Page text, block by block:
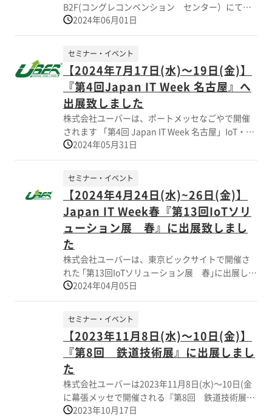
B2F(コングレコンベンション センター）にて開
催されました「EdgeTech＋WEST2024」に出展致
しました 当社展示ブースでは、IT技術に関連する
電子機器用筐体のカスタム品 サンプル事例（熱対
策、密閉構造、組込み、軽量化)を多数展示致しま
した 酷暑の中、展示ブースへ多数の方が来訪頂き
ました。ありがとうございました。
2024年06月01日
【2024年7月17日(水)～19日(金)】
『第4回Japan IT Week 名古屋』へ
出展致しました
セミナー・イベント
株式会社ユーバーは、ポートメッセなごやで開催
されます 「第4回 Japan IT Week 名古屋」IoT・エ
ッジコンピューティング EXPOに 出展致しまし
た。 【ブース番号：2-20】 当展示会は “ソフト
ウェア＆アプリ開発展” “IoTソリューション 展” な
ど、IT関連専門展で構成されておりました。 当社
展示ブースでは、IT技術に関連する電子機器用筐体
のカスタム品 サンプル事例（熱対策、密閉構造、
組込み、軽量化)を多数展示し、 多数の方に、ブー
スへ来訪頂きました。誠にありがとうございまし
た。
2024年05月31日
【2024年4月24日(水)~26日(金)】
Japan IT Week春『第13回IoTソリ
ューション展 春』に出展致しまし
た
セミナー・イベント
株式会社ユーバーは、東京ビックサイトで開催さ
れた ｢第13回IoTソリューション展 春｣に出展しま
した 当展示会は″生成ＡＩ″ ″DXの活用″ ″データ分
析と活用″ ″情報セキュリティー″ ″業務効率化″な
ど、 デジタル領域をテーマ―とした12のIT専門展
で構成されております国内最大規模のIT・DX展示
会で国内外から多くのお客様にご来場いただきま
した。 「最適な小型エンクロージャー(筐体) 設計
と生産対応」 最終的には実機による製品評価にな
りますが、お客様のご要望に応じて、 簡易熱性能
シミュレーションソフトウェア(Ansys Discovery)
を活用し、 冷却構造のカスタムケースの設計、製
2024年04月05日
【2023年11月8日(水)～10日(金)】
『第8回 鉄道技術展』に出展しまし
た
セミナー・イベント
株式会社ユーバーは2023年11月8日(水)～10日(金
に幕張メッセで開催される『第8回 鉄道技術展』
に出展しました｡ 当展示会は鉄道･交通システムや
2023年10月17日